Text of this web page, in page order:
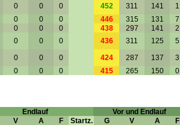
0 0 0 452 311 141
1
0 0 0 446 315 131
7
0 0 0 438 297 141
2
0 0 0 436 311 125 5
0 0 0 424 287 137
3
0 0 0 415 265 150 0
Endlauf
Vor und Endlauf
V A F Startz. G V A
F